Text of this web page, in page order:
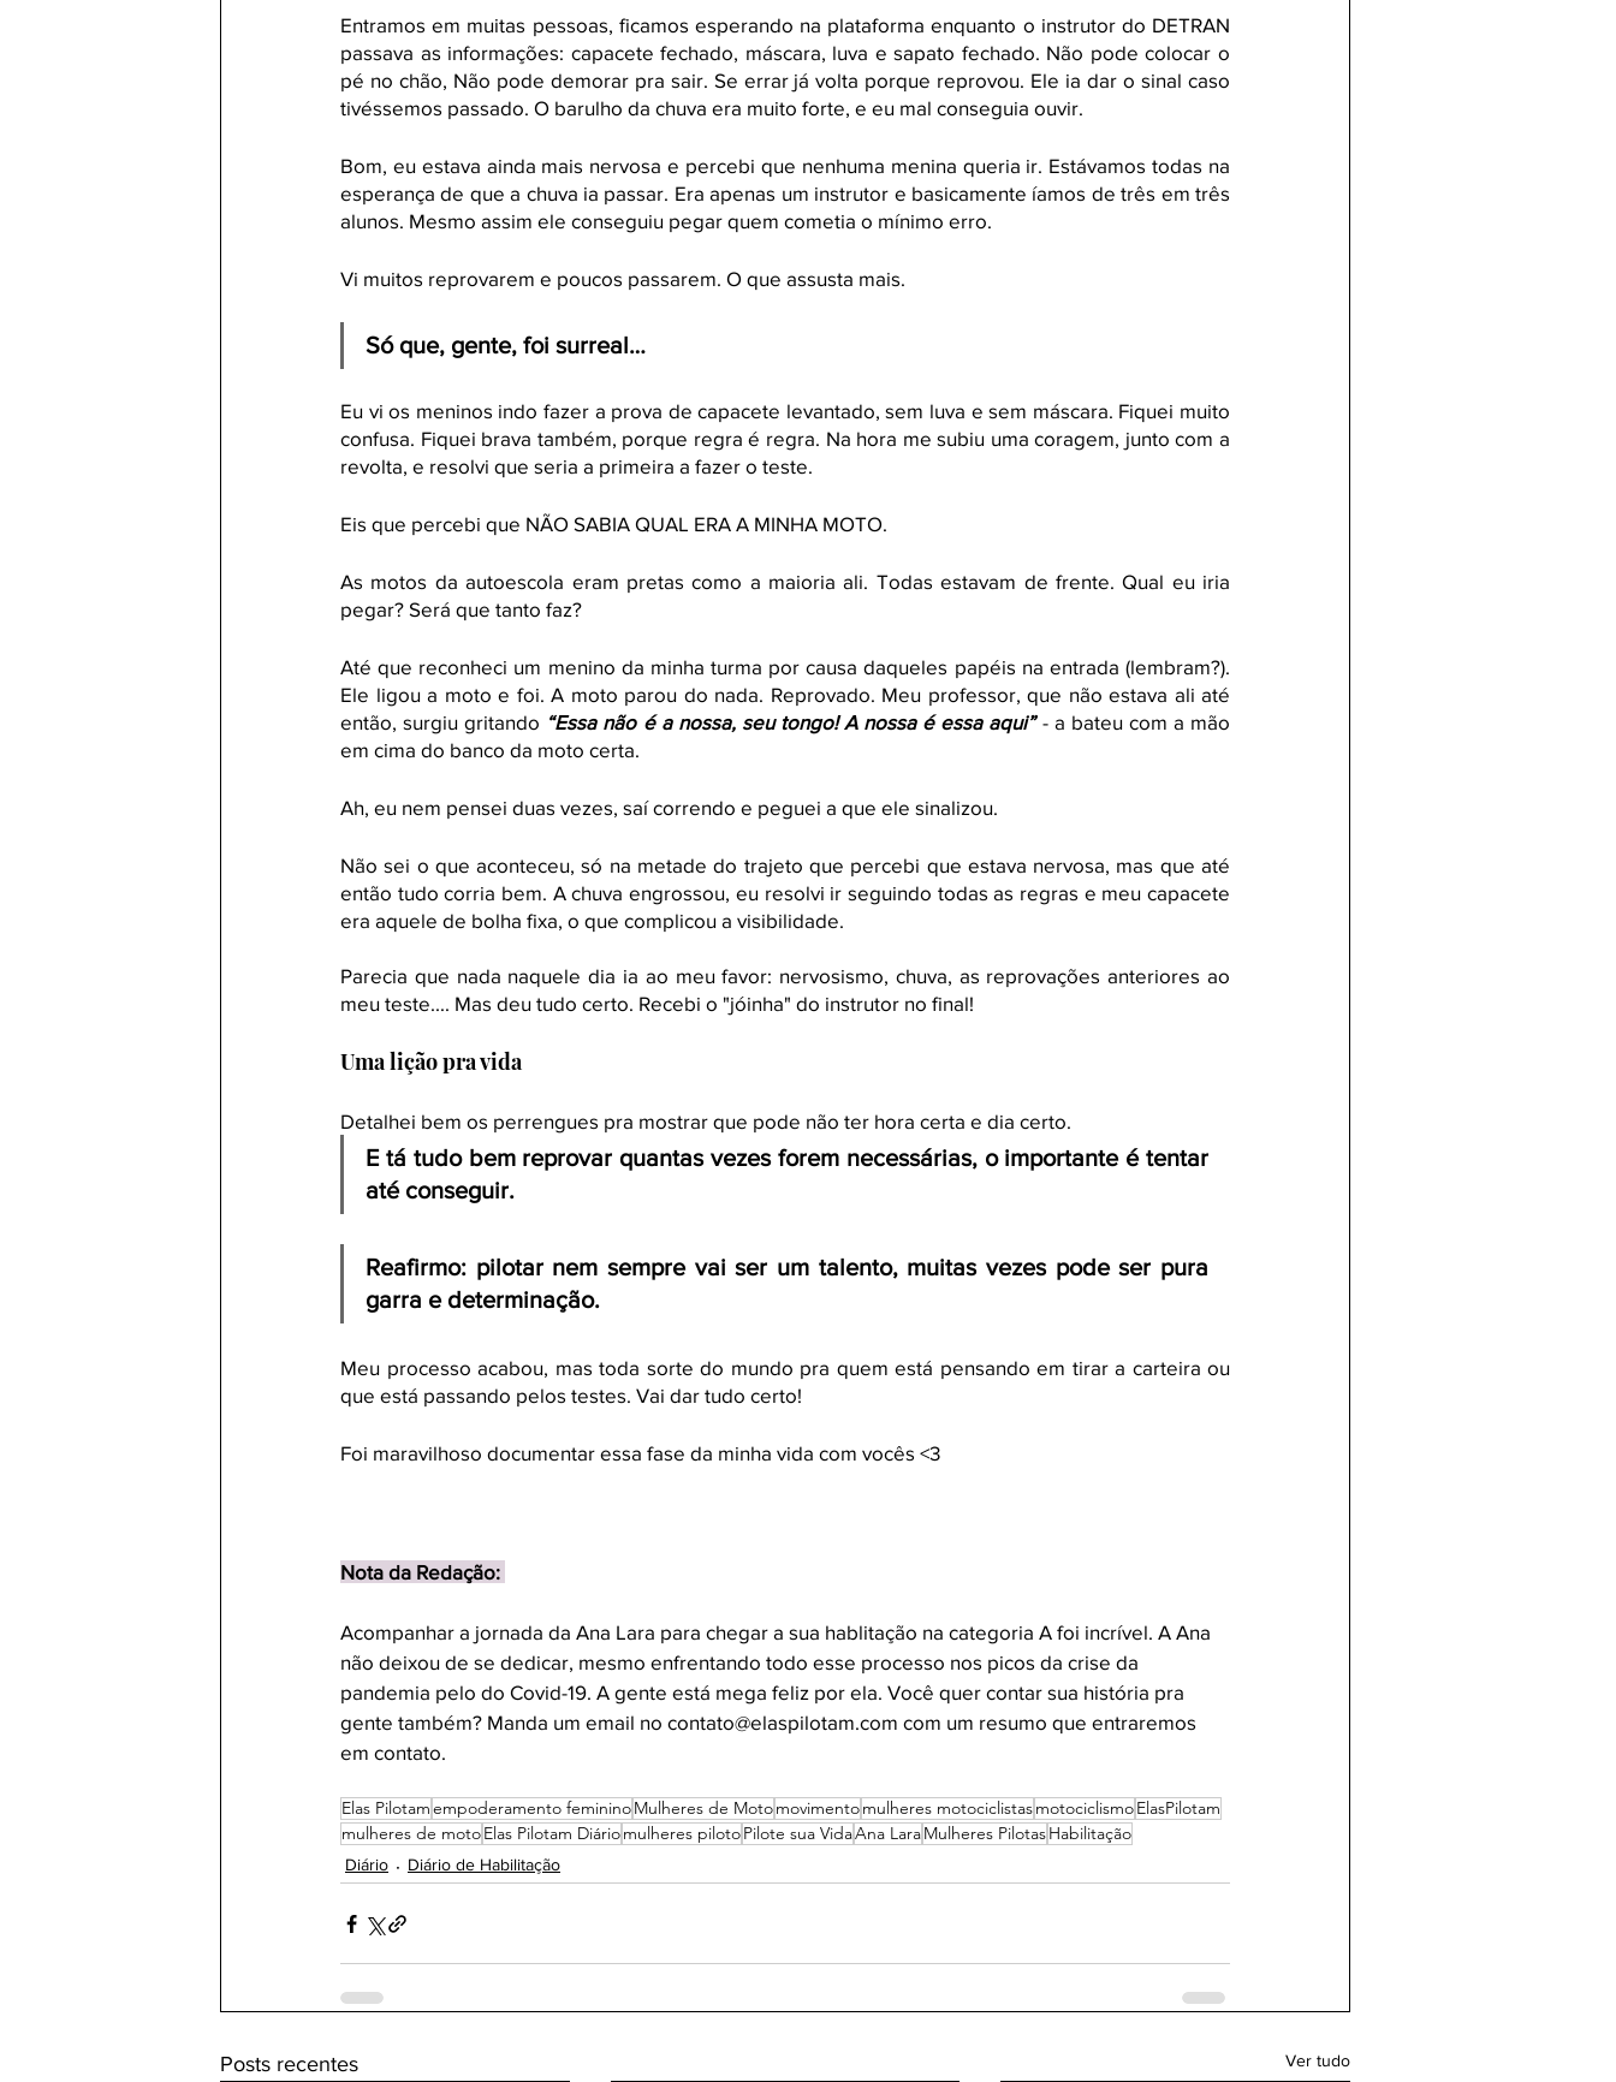
Entramos em muitas pessoas, ficamos esperando na plataforma enquanto o instrutor do DETRAN
passava as informações: capacete fechado, máscara, luva e sapato fechado. Não pode colocar o
pé no chão, Não pode demorar pra sair. Se errar já volta porque reprovou. Ele ia dar o sinal caso
tivéssemos passado. O barulho da chuva era muito forte, e eu mal conseguia ouvir.
Bom, eu estava ainda mais nervosa e percebi que nenhuma menina queria ir. Estávamos todas na
esperança de que a chuva ia passar. Era apenas um instrutor e basicamente íamos de três em três
alunos. Mesmo assim ele conseguiu pegar quem cometia o mínimo erro.
Vi muitos reprovarem e poucos passarem. O que assusta mais.
Só que, gente, foi surreal…
Eu vi os meninos indo fazer a prova de capacete levantado, sem luva e sem máscara. Fiquei muito
confusa. Fiquei brava também, porque regra é regra. Na hora me subiu uma coragem, junto com a
revolta, e resolvi que seria a primeira a fazer o teste.
Eis que percebi que NÃO SABIA QUAL ERA A MINHA MOTO.
As motos da autoescola eram pretas como a maioria ali. Todas estavam de frente. Qual eu iria
pegar? Será que tanto faz?
Até que reconheci um menino da minha turma por causa daqueles papéis na entrada (lembram?).
Ele ligou a moto e foi. A moto parou do nada. Reprovado. Meu professor, que não estava ali até
então, surgiu gritando “Essa não é a nossa, seu tongo! A nossa é essa aqui” - a bateu com a mão
em cima do banco da moto certa.
Ah, eu nem pensei duas vezes, saí correndo e peguei a que ele sinalizou.
Não sei o que aconteceu, só na metade do trajeto que percebi que estava nervosa, mas que até
então tudo corria bem. A chuva engrossou, eu resolvi ir seguindo todas as regras e meu capacete
era aquele de bolha fixa, o que complicou a visibilidade.
Parecia que nada naquele dia ia ao meu favor: nervosismo, chuva, as reprovações anteriores ao
meu teste.... Mas deu tudo certo. Recebi o "jóinha" do instrutor no final!
Uma lição pra vida
Detalhei bem os perrengues pra mostrar que pode não ter hora certa e dia certo.
E tá tudo bem reprovar quantas vezes forem necessárias, o importante é tentar
até conseguir.
Reafirmo: pilotar nem sempre vai ser um talento, muitas vezes pode ser pura
garra e determinação.
Meu processo acabou, mas toda sorte do mundo pra quem está pensando em tirar a carteira ou
que está passando pelos testes. Vai dar tudo certo!
Foi maravilhoso documentar essa fase da minha vida com vocês <3
Nota da Redação:
Acompanhar a jornada da Ana Lara para chegar a sua hablitação na categoria A foi incrível. A Ana
não deixou de se dedicar, mesmo enfrentando todo esse processo nos picos da crise da
pandemia pelo do Covid-19. A gente está mega feliz por ela. Você quer contar sua história pra
gente também? Manda um email no contato@elaspilotam.com com um resumo que entraremos
em contato.
Elas Pilotamempoderamento femininoMulheres de Motomovimentomulheres motociclistasmotociclismoElasPilotam
mulheres de motoElas Pilotam Diáriomulheres pilotoPilote sua VidaAna LaraMulheres PilotasHabilitação
Diário Diário de Habilitação
Posts recentes Ver tudo